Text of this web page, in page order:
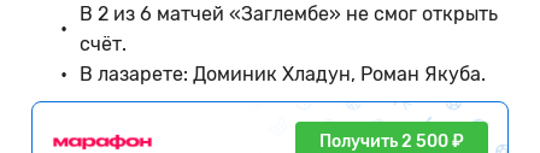
В 2 из 6 матчей «Заглембе» не смог открыть
счёт.
В лазарете: Доминик Хладун, Роман Якуба.
Получить 2 500 ₽